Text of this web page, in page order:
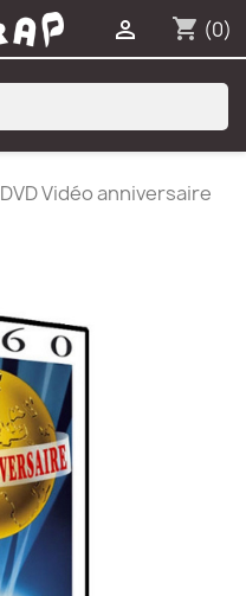
shopping_cart (0)

DVD Vidéo anniversaire